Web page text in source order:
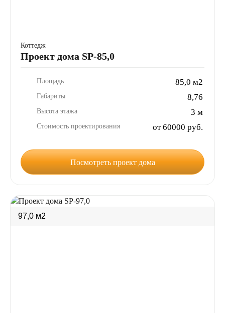
Коттедж
Проект дома SP-85,0
Площадь 85,0 м2
Габариты 8,76
Высота этажа 3 м
Стоимость проектирования от 60000 руб.
Посмотреть проект дома
97,0 м2